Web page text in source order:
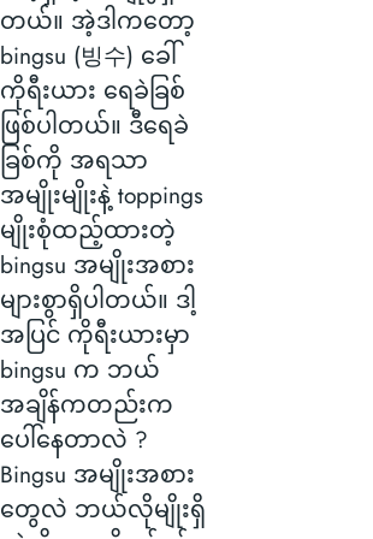
တယ်။ အဲ့ဒါကတော့
bingsu (빙수) ခေါ်
ကိုရီးယား ရေခဲခြစ်
ဖြစ်ပါတယ်။ ဒီရေခဲ
ခြစ်ကို အရသာ
အမျိုးမျိုးနဲ့ toppings
မျိုးစုံထည့်ထားတဲ့
bingsu အမျိုးအစား
များစွာရှိပါတယ်။ ဒါ့
အပြင် ကိုရီးယားမှာ
bingsu က ဘယ်
အချိန်ကတည်းက
ပေါ်နေတာလဲ ?
Bingsu အမျိုးအစား
တွေလဲ ဘယ်လိုမျိုးရှိ